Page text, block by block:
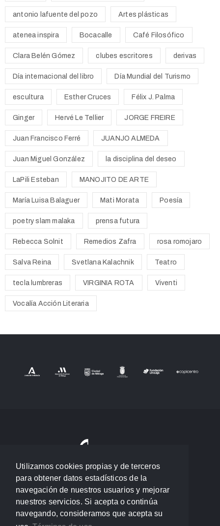
Utilizamos cookies propias y de terceros
para obtener datos estadísticos de la
navegación de nuestros usuarios y mejorar
nuestros servicios. Si acepta o continúa
navegando, consideramos que acepta su
antonio lafuente del pozo Artes plásticas
atenea inspira Bocacalle Café Filosófico
Clara Belén Gómez clubes escritores derivas
Día internacional del libro Día Mundial del Turismo
escultura Esther Cruces Félix J. Palma
Ginger Hervé Le Tellier JORGE FREIRE
Juan Francisco Ferré JUANJO ALMEDA
Juan Miguel González la disciplina del deseo
LaPili Esteban MANOJITO DE ARTE
María Luisa Balaguer Mati Morata Poesía
poetry slam malaka prensa futura
Rebecca Solnit Remedios Zafra rosa romojaro
Salva Reina Svetlana Kalachnik Teatro
tecla lumbreras VIRGINIA ROTA Viventi
Vocalía Acción Literaria